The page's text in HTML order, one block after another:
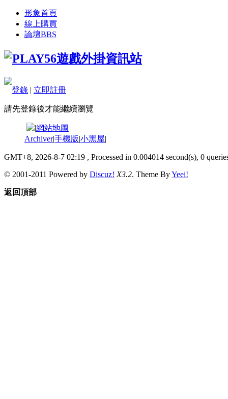
形象首頁
線上購買
論壇BBS
登錄 | 立即註冊
請先登錄後才能繼續瀏覽
|網站地圖
Archiver|手機版|小黑屋|
GMT+8, 2026-8-7 02:19 , Processed in 0.004014 second(s), 0
© 2001-2011 Powered by Discuz! X3.2. Theme ByYeei!
返回頂部